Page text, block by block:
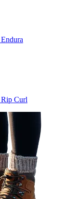
Endura
Rip Curl